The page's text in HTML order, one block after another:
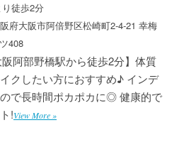
徒歩2分
府大阪市阿倍野区松崎町2-4-21 幸梅
408
阪阿部野橋駅から徒歩2分】体質
クしたい方におすすめ♪ インデ
で長時間ポカポカに◎ 健康的で
!View More »